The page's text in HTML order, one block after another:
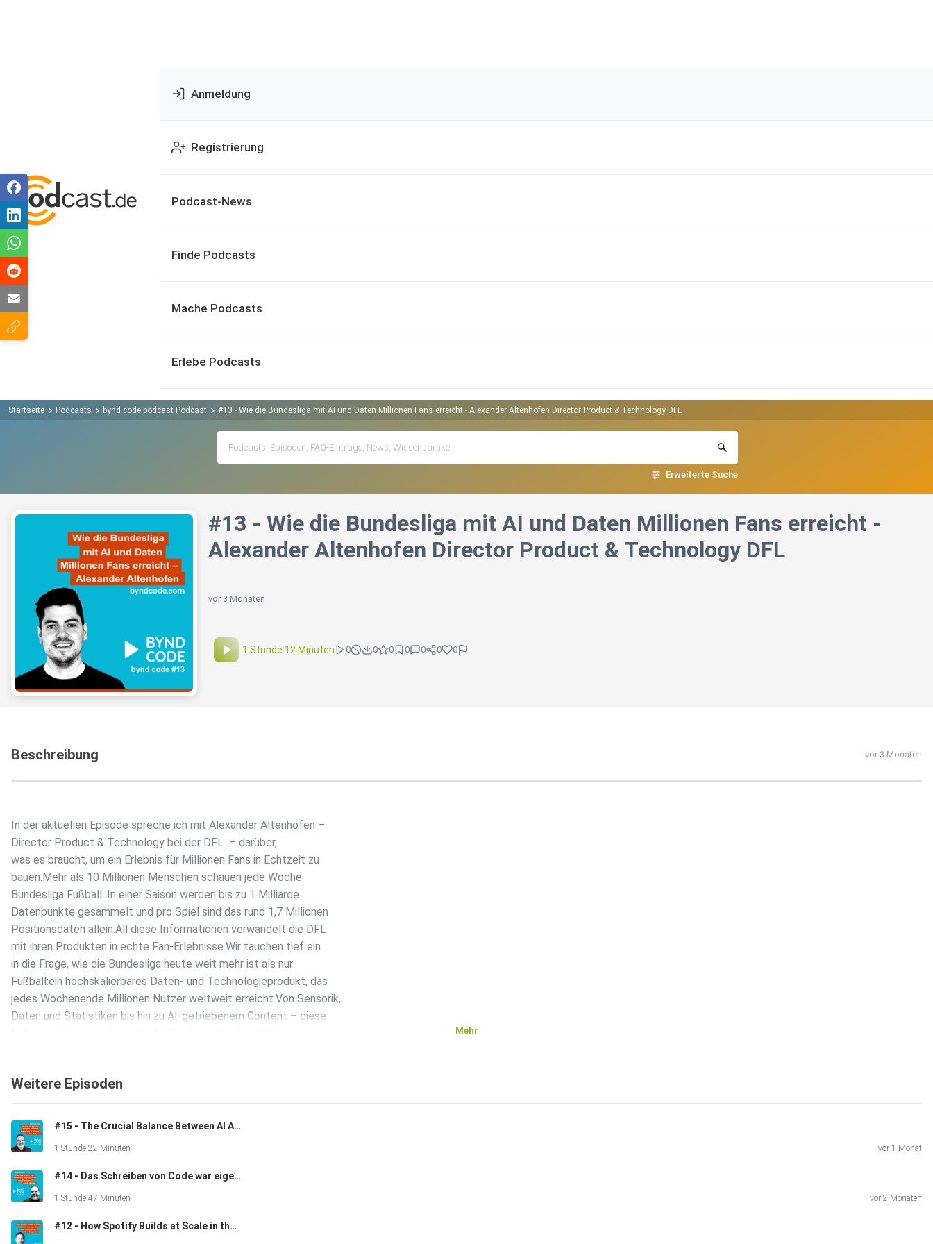
Anmeldung
Registrierung
Podcast-News
Finde Podcasts
Mache Podcasts
Erlebe Podcasts
Startseite Podcasts bynd code podcast Podcast #13 - Wie die Bundesliga mit AI und Daten Millionen Fans erreicht - Alexander Altenhofen Director Product & Technology DFL
Erweiterte Suche
#13 - Wie die Bundesliga mit AI und Daten Millionen Fans erreicht -
Alexander Altenhofen Director Product & Technology DFL
vor 3 Monaten
1 Stunde 12 Minuten 0 0 0 0 0 0 0
Beschreibung vor 3 Monaten
In der aktuellen Episode spreche ich mit Alexander Altenhofen –
Director Product & Technology bei der DFL⁩ – darüber,
was es braucht, um ein Erlebnis für Millionen Fans in Echtzeit zu
bauen.Mehr als 10 Millionen Menschen schauen jede Woche
Bundesliga Fußball. In einer Saison werden bis zu 1 Milliarde
Datenpunkte gesammelt und pro Spiel sind das rund 1,7 Millionen
Positionsdaten allein.All diese Informationen verwandelt die DFL
mit ihren Produkten in echte Fan-Erlebnisse.Wir tauchen tief ein
in die Frage, wie die Bundesliga heute weit mehr ist als nur
Fußball:ein hochskalierbares Daten- und Technologieprodukt, das
jedes Wochenende Millionen Nutzer weltweit erreicht.Von Sensorik,
Daten und Statistiken bis hin zu AI-getriebenem Content – diese
- wie die DFL ihre Systeme auf extreme Peaks und Millionen
gleichzeitige Nutzer vorbereitet
- warum near real-time Daten entscheidend für das Live-Erlebnis
Mehr
Weitere Episoden
#15 - The Crucial Balance Between AI Agent Autonomy & Control - Adam Seligman (CTO Workato)
1 Stunde 22 Minuten vor 1 Monat
#14 - Das Schreiben von Code war eigentlich nie das Problem - Golo Roden (The Native Web)
1 Stunde 47 Minuten vor 2 Monaten
#12 - How Spotify Builds at Scale in the Age of AI - Niklas Gustavsson, VP of Engineering